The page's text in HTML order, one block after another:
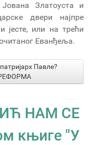
Златоуста и
двери најпре
јесте, или на трећи
Еванђеља.
Павле?
НАМ СЕ
књиге "У